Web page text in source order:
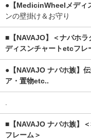
●【MedicinWheelメディ
ンの壁掛け＆お守り
■【NAVAJO】＜ナバホ
ディスンチャートetcフレ
●【NAVAJO ナバホ族】
ア・置物etc..
.
■【NAVAJO ナバホ族】
フレーム＞